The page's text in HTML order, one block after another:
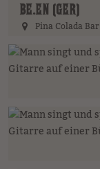
BE.EN (GER)
Pina Colada Bar